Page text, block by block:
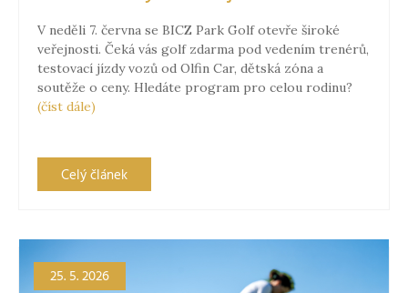
V neděli 7. června se BICZ Park Golf otevře široké
veřejnosti. Čeká vás golf zdarma pod vedením trenérů,
testovací jízdy vozů od Olfin Car, dětská zóna a
soutěže o ceny. Hledáte program pro celou rodinu?
(číst dále)
Celý článek
25. 5. 2026